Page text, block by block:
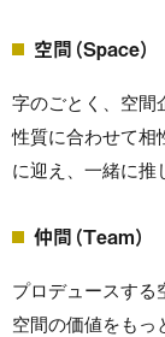
空間（Space）
字のごとく、空間
性質に合わせて相
に迎え、一緒に推
仲間（Team）
プロデュースする
空間の価値をもっ